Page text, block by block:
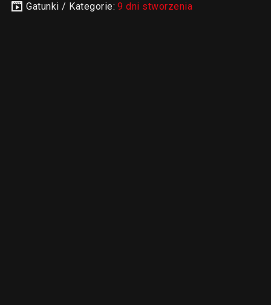
Gatunki / Kategorie:9 dni stworzenia